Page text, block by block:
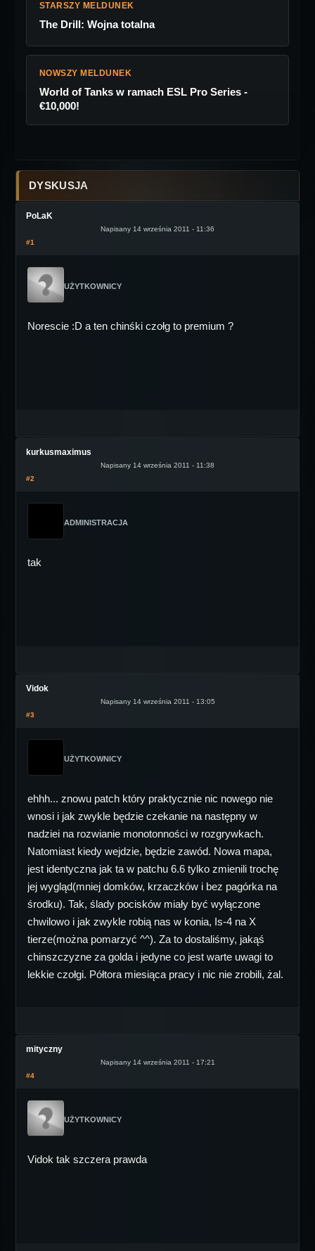
STARSZY MELDUNEK
The Drill: Wojna totalna
NOWSZY MELDUNEK
World of Tanks w ramach ESL Pro Series -
€10,000!
DYSKUSJA
PoLaK
Napisany 14 września 2011 - 11:36
#1
UŻYTKOWNICY
Norescie :D a ten chinśki czołg to premium ?
kurkusmaximus
Napisany 14 września 2011 - 11:38
#2
ADMINISTRACJA
tak
Vidok
Napisany 14 września 2011 - 13:05
#3
UŻYTKOWNICY
ehhh... znowu patch który praktycznie nic nowego nie
wnosi i jak zwykle będzie czekanie na następny w
nadziei na rozwianie monotonności w rozgrywkach.
Natomiast kiedy wejdzie, będzie zawód. Nowa mapa,
jest identyczna jak ta w patchu 6.6 tylko zmienili trochę
jej wygląd(mniej domków, krzaczków i bez pagórka na
środku). Tak, ślady pocisków miały być wyłączone
chwilowo i jak zwykle robią nas w konia, Is-4 na X
tierze(można pomarzyć ^^). Za to dostaliśmy, jakąś
chinszczyzne za golda i jedyne co jest warte uwagi to
lekkie czołgi. Półtora miesiąca pracy i nic nie zrobili, żal.
mityczny
Napisany 14 września 2011 - 17:21
#4
UŻYTKOWNICY
Vidok tak szczera prawda